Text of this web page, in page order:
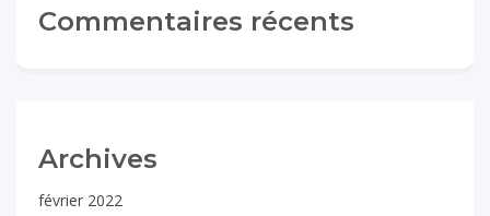
Commentaires récents
Archives
février 2022